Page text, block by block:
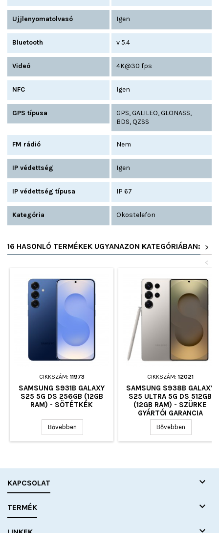
Ujjlenyomatolvasó Igen
Bluetooth v 5.4
Videó 4K@30 fps
NFC Igen
GPS típusa
GPS, GALILEO, GLONASS,
BDS, QZSS
FM rádió Nem
IP védettség Igen
IP védettség típusa IP 67
Kategória Okostelefon
16 HASONLÓ TERMÉKEK UGYANAZON KATEGÓRIÁBAN: >
<
CIKKSZÁM: 11973
SAMSUNG S931B GALAXY
S25 5G DS 256GB (12GB
RAM) - SÖTÉTKÉK
Bővebben
CIKKSZÁM: 12021
SAMSUNG S938B GALAXY
S25 ULTRA 5G DS 512GB
(12GB RAM) - SZÜRKE
GYÁRTÓI GARANCIA
Bővebben
KAPCSOLAT 
TERMÉK 